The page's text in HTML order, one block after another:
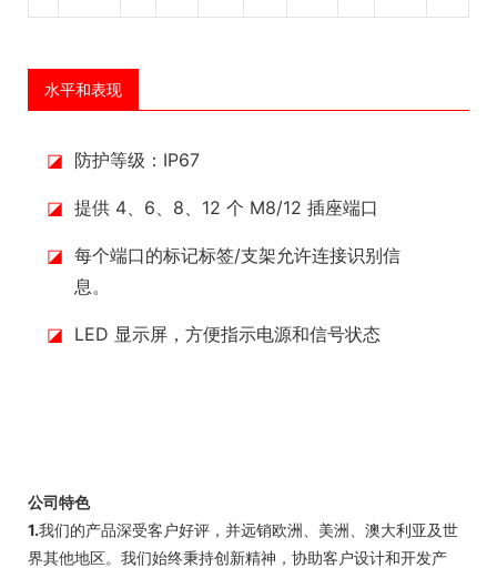
水平和表现
◪ 防护等级：IP67
◪ 提供 4、6、8、12 个 M8/12 插座端口
◪ 每个端口的标记标签/支架允许连接识别信
息。
◪ LED 显示屏，方便指示电源和信号状态
公司特色
1.我们的产品深受客户好评，并远销欧洲、美洲、澳大利亚及世
界其他地区。我们始终秉持创新精神，协助客户设计和开发产